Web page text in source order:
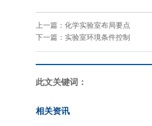
上一篇： 化学实验室布局要点
下一篇： 实验室环境条件控制
此文关键词：
相关资讯